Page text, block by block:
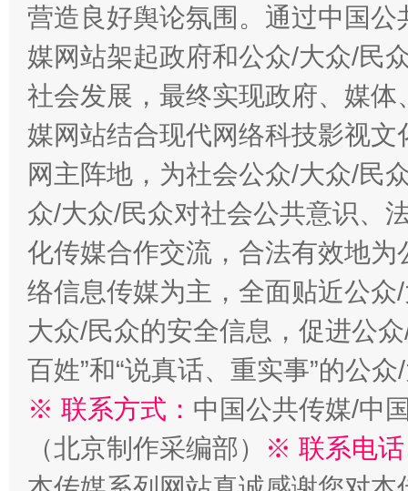
在谋一域中谋全局
习近平的博鳌关键词
魏明亮
营造良好舆论氛围。通过中国
媒网站架起政府和公众/大众/民
社会发展，最终实现政府、媒
媒网站结合现代网络科技影视
网主阵地，为社会公众/大众/民
众/大众/民众对社会公共意识、
化传媒合作交流，合法有效地
络信息传媒为主，全面贴近公
大众/民众的安全信息，促进公
百姓”和“说真话、重实事”的公
※ 联系方式： 中国公共传媒/中
（北京制作采编部）
※ 联系电